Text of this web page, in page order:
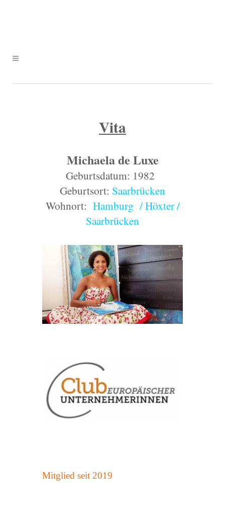
Vita
Michaela de Luxe
Geburtsdatum: 1982
Geburtsort: Saarbrücken
Wohnort: Hamburg /Höxter /
Saarbrücken
Mitglied seit 2019